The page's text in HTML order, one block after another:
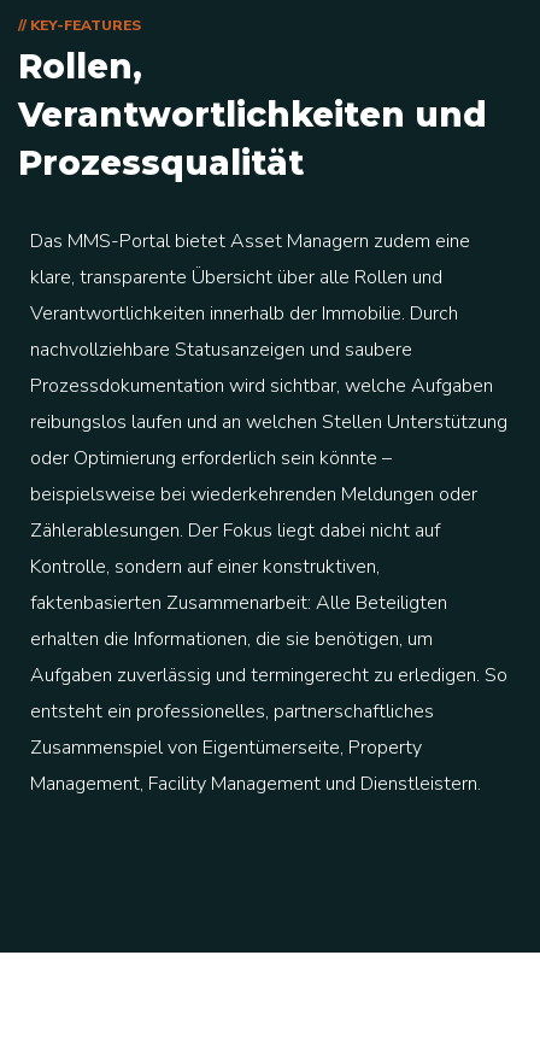
// KEY-FEATURES
Rollen,
Verantwortlichkeiten und
Prozessqualität
Das MMS-Portal bietet Asset Managern zudem eine
klare, transparente Übersicht über alle Rollen und
Verantwortlichkeiten innerhalb der Immobilie. Durch
nachvollziehbare Statusanzeigen und saubere
Prozessdokumentation wird sichtbar, welche Aufgaben
reibungslos laufen und an welchen Stellen Unterstützung
oder Optimierung erforderlich sein könnte –
beispielsweise bei wiederkehrenden Meldungen oder
Zählerablesungen. Der Fokus liegt dabei nicht auf
Kontrolle, sondern auf einer konstruktiven,
faktenbasierten Zusammenarbeit: Alle Beteiligten
erhalten die Informationen, die sie benötigen, um
Aufgaben zuverlässig und termingerecht zu erledigen. So
entsteht ein professionelles, partnerschaftliches
Zusammenspiel von Eigentümerseite, Property
Management, Facility Management und Dienstleistern.